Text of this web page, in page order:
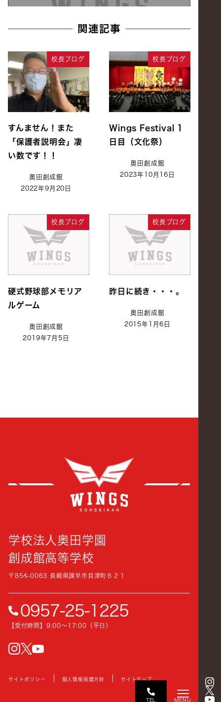
MENU
TEL
関連記事
校長ブログ
すんません！また
「保護者説明会」凄
い数です！！
奥田創成館
2022年9月20日
校長ブログ
Wings Festival 1
日目（文化祭）
奥田創成館
2023年10月16日
校長ブログ
硬式野球部メモリア
ルゲーム
奥田創成館
2019年7月5日
校長ブログ
昨日に続き・・・。
奥田創成館
2015年1月6日
学校法人奥田学園
創成館高等学校
〒854-0063 長崎県諫早市貝津町６２１
0957-25-1225
【受付時間】9:00〜17:00（平日）
instagram
サイトポリシー 個人情報保護方針 サイトマップ